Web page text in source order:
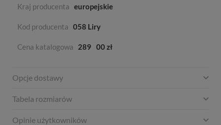
Kraj producenta europejskie
Kod producenta 058 Liry
Cena katalogowa 289 00 zł
Opcje dostawy
Tabela rozmiarów
Opinie użytkowników